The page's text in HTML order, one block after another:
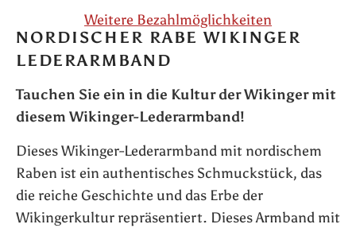
Weitere Bezahlmöglichkeiten
NORDISCHER RABE WIKINGER
LEDERARMBAND
Tauchen Sie ein in die Kultur der Wikinger mit
diesem Wikinger-Lederarmband!
Dieses Wikinger-Lederarmband mit nordischem
Raben ist ein authentisches Schmuckstück, das
die reiche Geschichte und das Erbe der
Wikingerkultur repräsentiert. Dieses Armband mit